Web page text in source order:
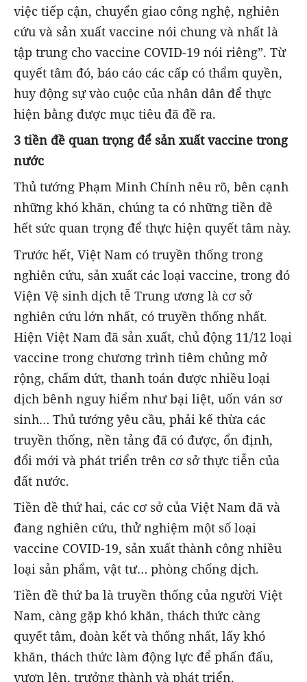
việc tiếp cận, chuyển giao công nghệ, nghiên
cứu và sản xuất vaccine nói chung và nhất là
tập trung cho vaccine COVID-19 nói riêng”. Từ
quyết tâm đó, báo cáo các cấp có thẩm quyền,
huy động sự vào cuộc của nhân dân để thực
hiện bằng được mục tiêu đã đề ra.
3 tiền đề quan trọng để sản xuất vaccine trong
nước
Thủ tướng Phạm Minh Chính nêu rõ, bên cạnh
những khó khăn, chúng ta có những tiền đề
hết sức quan trọng để thực hiện quyết tâm này.
Trước hết, Việt Nam có truyền thống trong
nghiên cứu, sản xuất các loại vaccine, trong đó
Viện Vệ sinh dịch tễ Trung ương là cơ sở
nghiên cứu lớn nhất, có truyền thống nhất.
Hiện Việt Nam đã sản xuất, chủ động 11/12 loại
vaccine trong chương trình tiêm chủng mở
rộng, chấm dứt, thanh toán được nhiều loại
dịch bênh nguy hiểm như bại liệt, uốn ván sơ
sinh… Thủ tướng yêu cầu, phải kế thừa các
truyền thống, nền tảng đã có được, ổn định,
đổi mới và phát triển trên cơ sở thực tiễn của
đất nước.
Tiền đề thứ hai, các cơ sở của Việt Nam đã và
đang nghiên cứu, thử nghiệm một số loại
vaccine COVID-19, sản xuất thành công nhiều
loại sản phẩm, vật tư… phòng chống dịch.
Tiền đề thứ ba là truyền thống của người Việt
Nam, càng gặp khó khăn, thách thức càng
quyết tâm, đoàn kết và thống nhất, lấy khó
khăn, thách thức làm động lực để phấn đấu,
vươn lên, trưởng thành và phát triển.